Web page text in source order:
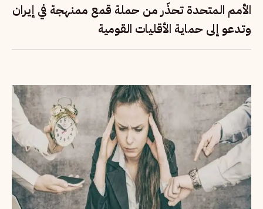
الأمم المتحدة تحذّر من حملة قمع ممنهجة في إيران
وتدعو إلى حماية الأقليات القومية